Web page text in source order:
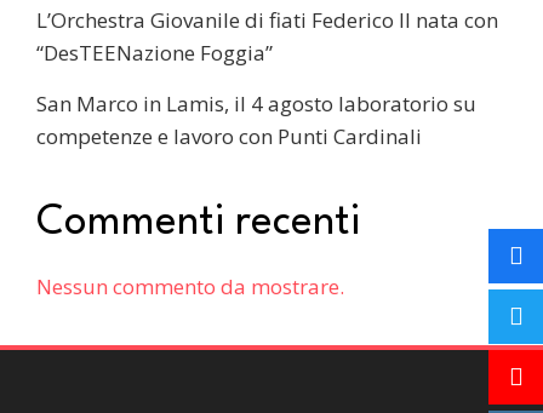
L’Orchestra Giovanile di fiati Federico II nata con
“DesTEENazione Foggia”
San Marco in Lamis, il 4 agosto laboratorio su
competenze e lavoro con Punti Cardinali
Commenti recenti
Nessun commento da mostrare.